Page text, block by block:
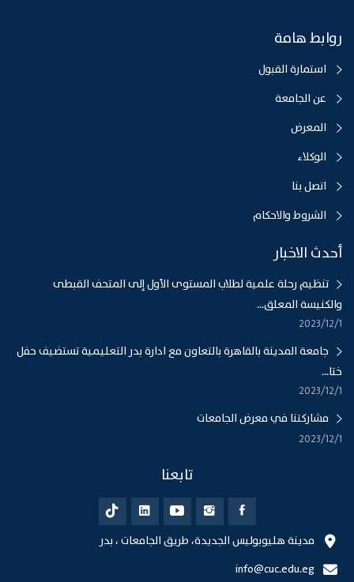
روابط هامة
استمارة القبول
عن الجامعة
المعرض
الوكلاء
اتصل بنا
الشروط والاحكام
أحدث الاخبار
تنظيم رحلة علمية لطلاب المستوى الأول إلى المتحف القبطى
والكنيسة المعلق...
1‏‏/12‏‏/2023
جامعة المدينة بالقاهرة بالتعاون مع ادارة بدر التعليمية تستضيف حفل
ختا...
1‏‏/12‏‏/2023
مشاركتنا في معرض الجامعات
1‏‏/12‏‏/2023
تابعنا
مدينة هليوبوليس الجديدة، طريق الجامعات ، بدر
info@cuc.edu.eg